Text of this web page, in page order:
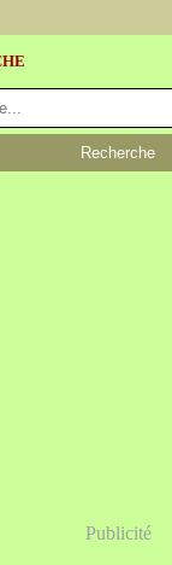
Publicité